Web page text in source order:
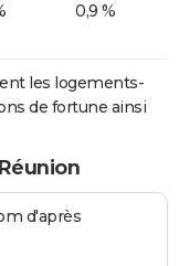
0,9 %
les logements-
de fortune ainsi
d'après